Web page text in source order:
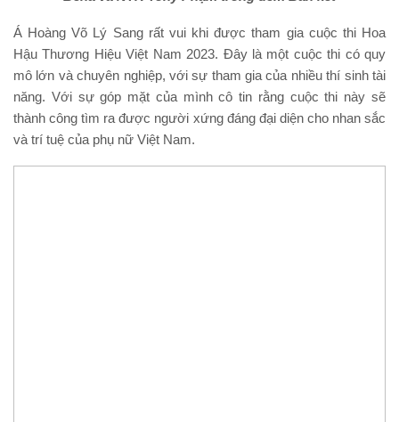
Á Hoàng Võ Lý Sang rất vui khi được tham gia cuộc thi Hoa
Hậu Thương Hiệu Việt Nam 2023. Đây là một cuộc thi có quy
mô lớn và chuyên nghiệp, với sự tham gia của nhiều thí sinh tài
năng. Với sự góp mặt của mình cô tin rằng cuộc thi này sẽ
thành công tìm ra được người xứng đáng đại diện cho nhan sắc
và trí tuệ của phụ nữ Việt Nam.